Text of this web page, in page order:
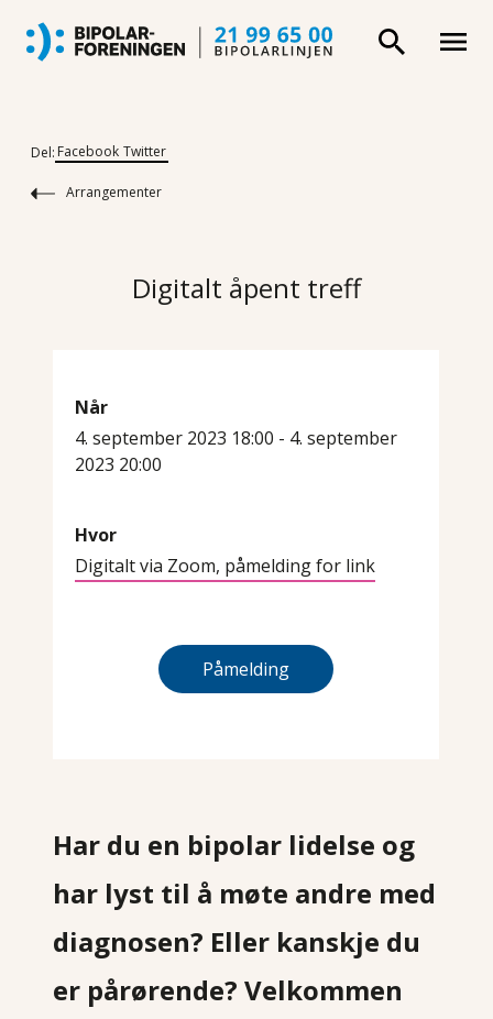
Del: Facebook Twitter
Arrangementer
Digitalt åpent treff
Når
4. september 2023 18:00 - 4. september
2023 20:00
Hvor
Digitalt via Zoom, påmelding for link
Påmelding
Har du en bipolar lidelse og
har lyst til å møte andre med
diagnosen? Eller kanskje du
er pårørende? Velkommen